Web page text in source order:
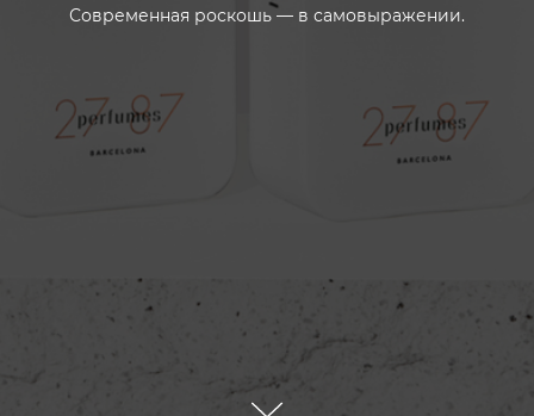
Современная роскошь — в самовыражении.